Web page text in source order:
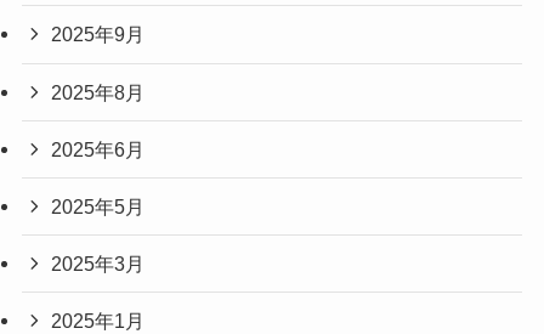
2025年9月
2025年8月
2025年6月
2025年5月
2025年3月
2025年1月